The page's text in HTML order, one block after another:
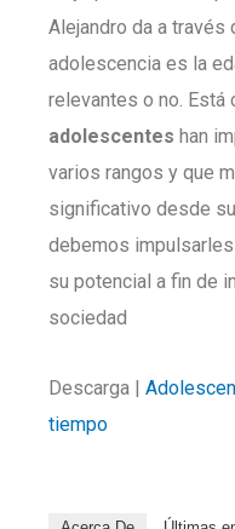
Alejandro da a través
adolescencia es la
relevantes o no. Está
adolescentes han
varios rangos y que
significativo desde
debemos
su potencial a fin de
sociedad
Descarga |
tiempo